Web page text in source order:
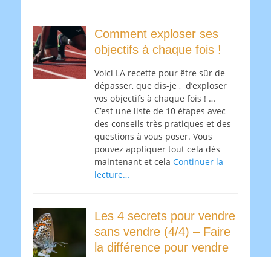
Comment exploser ses
objectifs à chaque fois !
Voici LA recette pour être sûr de
dépasser, que dis-je , d’exploser
vos objectifs à chaque fois ! …
C’est une liste de 10 étapes avec
des conseils très pratiques et des
questions à vous poser. Vous
pouvez appliquer tout cela dès
maintenant et cela Continuer la
lecture…
Les 4 secrets pour vendre
sans vendre (4/4) – Faire
la différence pour vendre